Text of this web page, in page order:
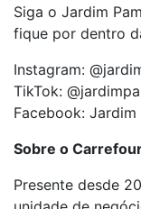
Siga o Jardim
fique por dentro
Instagram:
TikTok:
Facebook:
Sobre o
Presente desde